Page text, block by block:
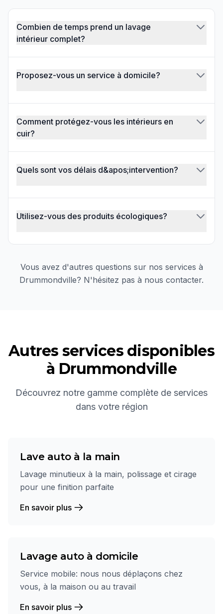
Combien de temps prend un lavage
intérieur complet?
Proposez-vous un service à domicile?
Comment protégez-vous les intérieurs en
cuir?
Quels sont vos délais d&apos;intervention?
Utilisez-vous des produits écologiques?
Vous avez d'autres questions sur nos services à
Drummondville? N'hésitez pas à nous contacter.
Autres services disponibles
à Drummondville
Découvrez notre gamme complète de services
dans votre région
Lave auto à la main
Lavage minutieux à la main, polissage et cirage
pour une finition parfaite
En savoir plus
Lavage auto à domicile
Service mobile: nous nous déplaçons chez
vous, à la maison ou au travail
En savoir plus